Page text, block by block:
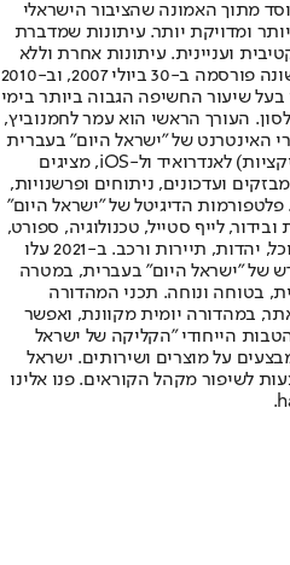
מתוך האמונה שהציבור הישראלי
ומדויקת יותר. עיתונות שמדברת
ועניינית. עיתונות אחרת וללא
תשלום. המהדורה המודפסת הראשונה פורסמה ב-30 ביולי 2007, וב-2010
בעל שיעור החשיפה הגבוה ביותר בימי
העורך הראשי הוא עמר לחמנוביץ,
האינטרנט של "ישראל היום" בעברית
ובאנגלית, כמו כן היישומונים (אפליקציות) לאנדרואיד ול-iOS, מציגים
ועדכונים, ניתוחים ופרשנויות,
פלטפורמות הדיגיטל של "ישראל היום"
לייף סטייל, טכנולוגיה, ספורט,
כלכלה וצרכנות, בריאות, חיילים, אוכל, יהדות, תיירות ורכב. ב-2021 עלו
של "ישראל היום" בעברית, במטרה
בטוחה ונוחה. תכני המהדורה
במהדורה יומית מקוונת, ואפשר
הייחודי "הקליקה של ישראל
על מוצרים ושירותים. ישראל
לשיפור מקהל הקוראים. פנו אלינו